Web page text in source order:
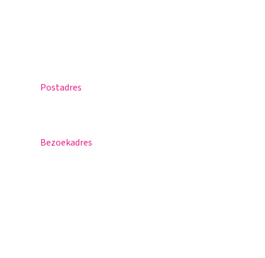
Postadres
Bezoekadres